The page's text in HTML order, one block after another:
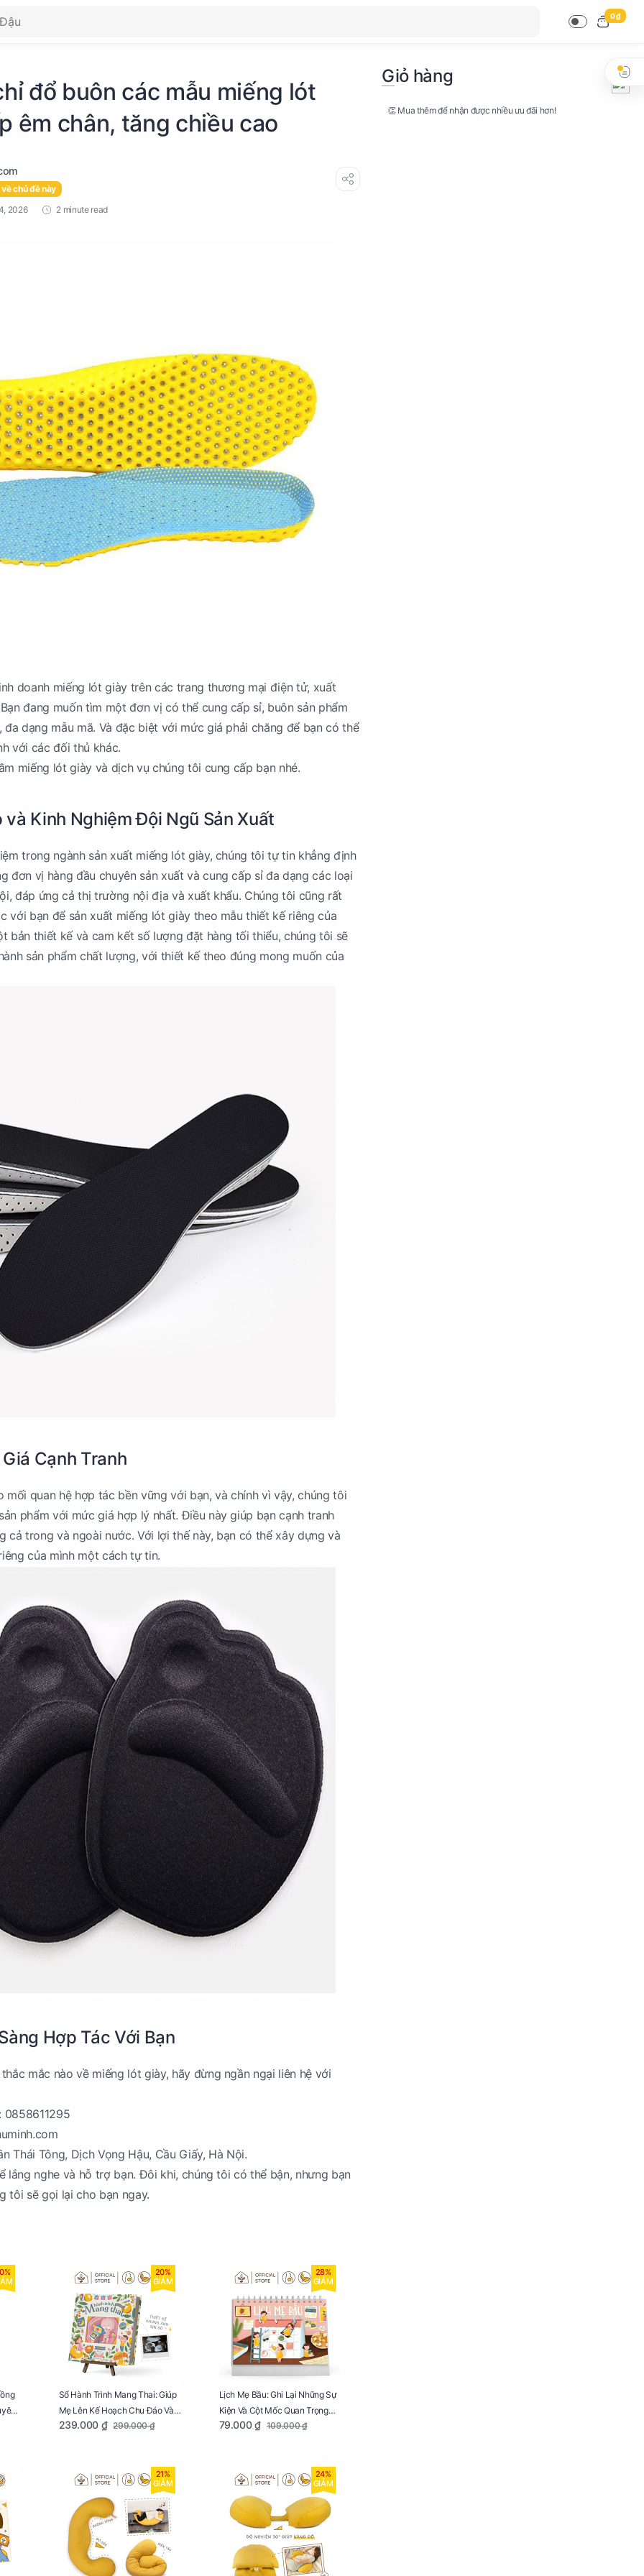
0 ₫
đổ buôn các mẫu miếng lót
êm chân, tăng chiều cao
chủ đề này
2 minute read
doanh miếng lót giày trên các trang thương mại điện tử, xuất
đang muốn tìm một đơn vị có thể cung cấp sỉ, buôn sản phẩm
dạng mẫu mã. Và đặc biệt với mức giá phải chăng để bạn có thể
với các đối thủ khác.
miếng lót giày và dịch vụ chúng tôi cung cấp bạn nhé.
Kinh Nghiệm Đội Ngũ Sản Xuất
trong ngành sản xuất miếng lót giày, chúng tôi tự tin khẳng định
đơn vị hàng đầu chuyên sản xuất và cung cấp sỉ đa dạng các loại
đáp ứng cả thị trường nội địa và xuất khẩu. Chúng tôi cũng rất
với bạn để sản xuất miếng lót giày theo mẫu thiết kế riêng của
bản thiết kế và cam kết số lượng đặt hàng tối thiểu, chúng tôi sẽ
sản phẩm chất lượng, với thiết kế theo đúng mong muốn của
Cạnh Tranh
quan hệ hợp tác bền vững với bạn, và chính vì vậy, chúng tôi
phẩm với mức giá hợp lý nhất. Điều này giúp bạn cạnh tranh
cả trong và ngoài nước. Với lợi thế này, bạn có thể xây dựng và
của mình một cách tự tin.
Hợp Tác Với Bạn
mắc nào về miếng lót giày, hãy đừng ngần ngại liên hệ với
0858611295
Thái Tông, Dịch Vọng Hậu, Cầu Giấy, Hà Nội.
lắng nghe và hỗ trợ bạn. Đôi khi, chúng tôi có thể bận, nhưng bạn
tôi sẽ gọi lại cho bạn ngay.
20%
GIẢM
Sổ Hành Trình Mang Thai: Giúp
Mẹ Lên Kế Hoạch Chu Đáo Và
Lưu Giữ Kỷ Niệm Mang Thai
239.000 ₫ 299.000 ₫
28%
GIẢM
Lịch Mẹ Bầu: Ghi Lại Những Sự
Kiện Và Cột Mốc Quan Trọng
Của Mẹ Và Bé
79.000 ₫ 109.000 ₫
21%
GIẢM
24%
GIẢM
Giỏ hàng
👏 Mua thêm để nhận được nhiều ưu đãi hơn!